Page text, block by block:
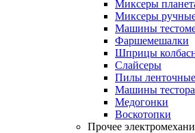
Миксеры
Миксеры
Машины
Фаршемешалки
Шприцы
Слайсеры
Пилы ленточные
Машины
Медогонки
Воскотопки
Прочее